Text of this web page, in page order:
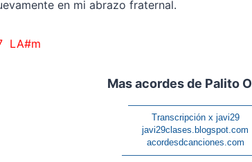
en mi abrazo fraternal.
LA#m
Mas acordes de Palito
Transcripción x javi29
javi29clases.blogspot.com
acordesdcanciones.com